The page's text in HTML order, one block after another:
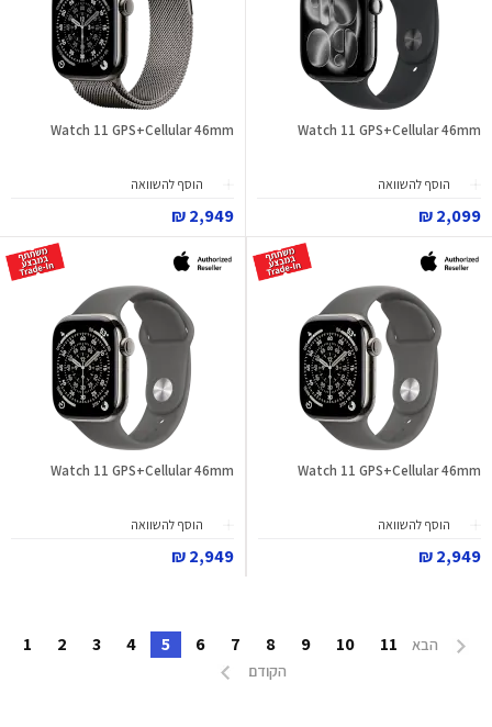
Watch 11 GPS+Cellular 46mm
הוסף להשוואה
2,099 ₪
Watch 11 GPS+Cellular 46mm
הוסף להשוואה
2,949 ₪
Watch 11 GPS+Cellular 46mm
הוסף להשוואה
2,949 ₪
Watch 11 GPS+Cellular 46mm
הוסף להשוואה
2,949 ₪
הבא 11
10
9
8
7
6
5
4
3
2
1
הקודם